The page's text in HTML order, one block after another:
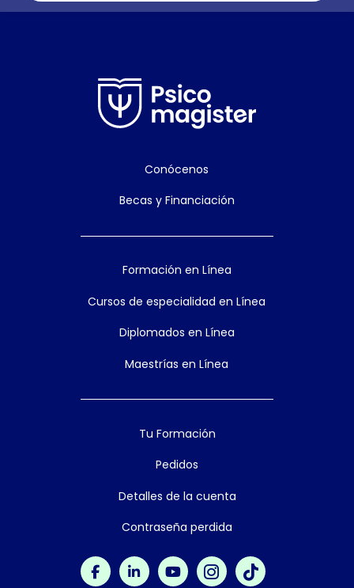
Conócenos
Becas y Financiación
Formación en Línea
Cursos de especialidad en Línea
Diplomados en Línea
Maestrías en Línea
Tu Formación
Pedidos
Detalles de la cuenta
Contraseña perdida